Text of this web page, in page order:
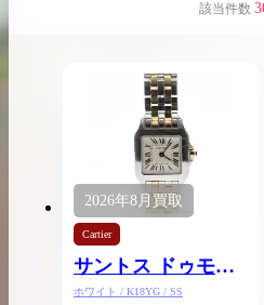
お申込み
LINE査定
該当件数
2026年8月 買取
Cartier
サントス ドゥモワ
ゼルSM
ホワイト / K18YG / SS